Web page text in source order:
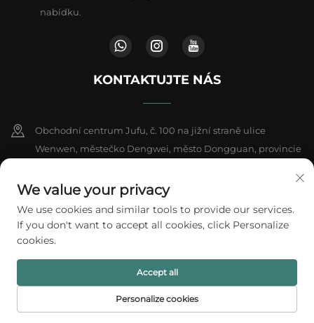
nabídku.
KONTAKTUJTE NÁS
Obchodní centrum Jufu, č. 100 na jižní straně ulice
Wenwen, městečko Dengwei, město Dongguan, provincie
+86-18802602550
[email protected]
Všechna práva vyhrazena © 2026 A1 Packing Co., Ltd.
soukromí
DOMOVSKÁ
We value your privacy
We use cookies and similar tools to provide our services.
If you don't want to accept all cookies, click Personalize
cookies.
Personalize cookies
Accept all